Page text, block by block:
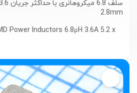
2.8mm
Power Inductors 6.8μH 3.6A 5.2 x